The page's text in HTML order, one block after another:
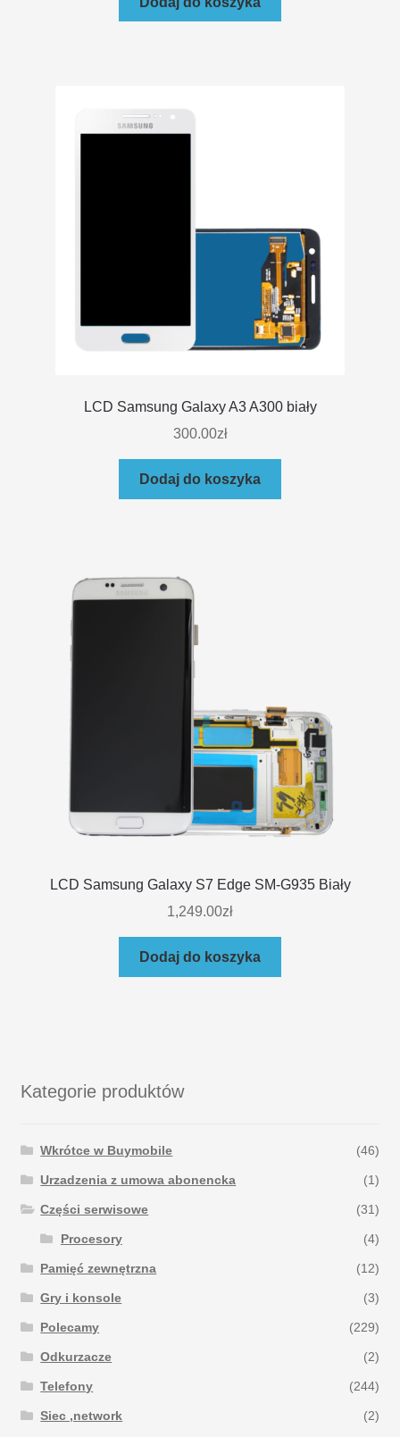
LCD Samsung Galaxy A3 A300 biały
300.00zł
Dodaj do koszyka
LCD Samsung Galaxy S7 Edge SM-G935 Biały
1,249.00zł
Dodaj do koszyka
Kategorie produktów
Wkrótce w Buymobile (46)
Urzadzenia z umowa abonencka (1)
Części serwisowe (31)
Procesory (4)
Pamięć zewnętrzna (12)
Gry i konsole (3)
Polecamy (229)
Odkurzacze (2)
Telefony (244)
Siec ,network (2)